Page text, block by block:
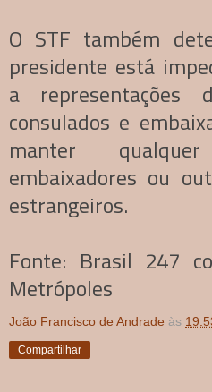
O STF também
presidente está
a representações
consulados e
manter
embaixadores ou
estrangeiros.
Fonte: Brasil 247
Metrópoles
João Francisco de Andrade às
Compartilhar